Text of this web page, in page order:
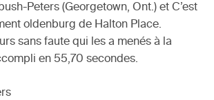
Peters (Georgetown, Ont.) et C’est
oldenburg de Halton Place.
sans faute qui les a menés à la
en 55,70 secondes.